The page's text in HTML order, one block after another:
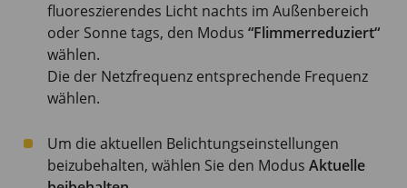
fluoreszierendes Licht nachts im Außenbereich
oder Sonne tags, den Modus “Flimmerreduziert“
wählen.
Die der Netzfrequenz entsprechende Frequenz
wählen.
Um die aktuellen Belichtungseinstellungen
beizubehalten, wählen Sie den Modus Aktuelle